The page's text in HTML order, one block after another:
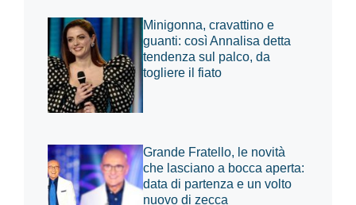
Minigonna, cravattino e
guanti: così Annalisa detta
tendenza sul palco, da
togliere il fiato
Grande Fratello, le novità
che lasciano a bocca aperta:
data di partenza e un volto
nuovo di zecca